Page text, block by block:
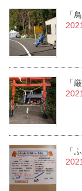
「
「
「